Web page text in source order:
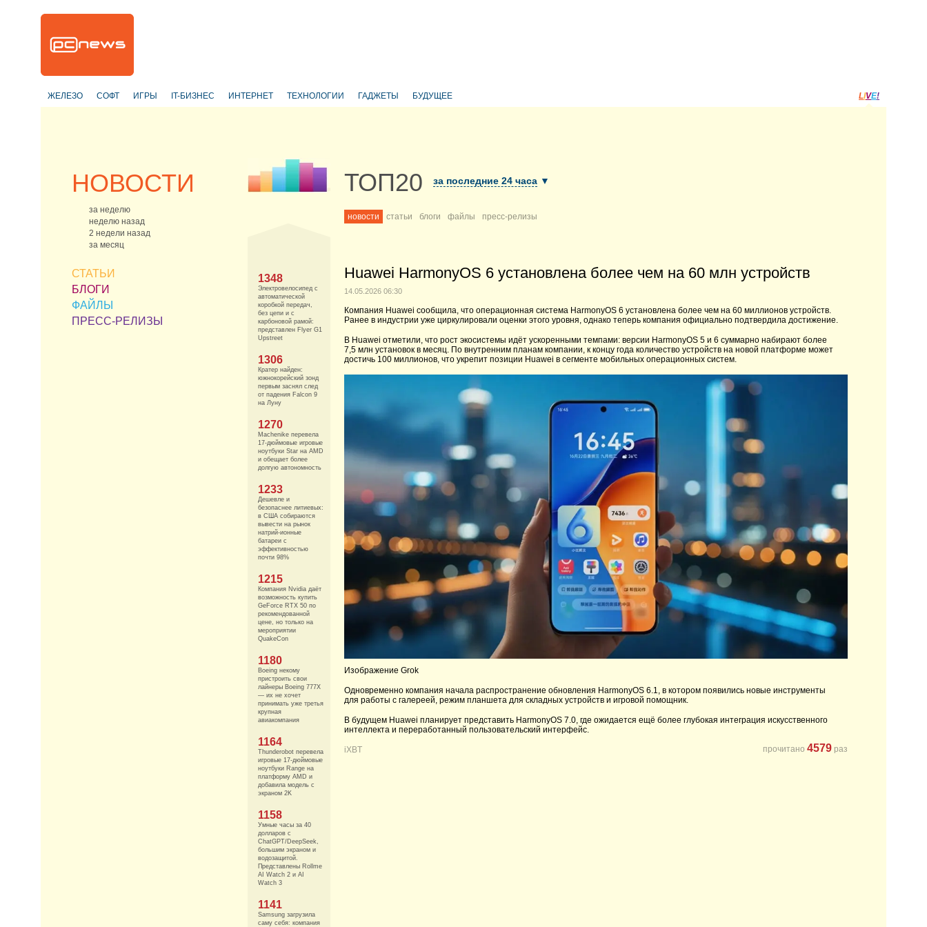
ЖЕЛЕЗО СОФТ ИГРЫ IT-БИЗНЕС ИНТЕРНЕТ ТЕХНОЛОГИИ ГАДЖЕТЫ БУДУЩЕЕ LIVE!
НОВОСТИ
за неделю
неделю назад
2 недели назад
за месяц
СТАТЬИ
БЛОГИ
ФАЙЛЫ
ПРЕСС-РЕЛИЗЫ
1348
Электровелосипед с
автоматической
коробкой передач,
без цепи и с
карбоновой рамой:
представлен Flyer G1
Upstreet
1306
Кратер найден:
южнокорейский зонд
первым заснял след
от падения Falcon 9
на Луну
1270
Machenike перевела
17-дюймовые игровые
ноутбуки Star на AMD
и обещает более
долгую автономность
1233
Дешевле и
безопаснее литиевых:
в США собираются
вывести на рынок
натрий-ионные
батареи с
эффективностью
почти 98%
1215
Компания Nvidia даёт
возможность купить
GeForce RTX 50 по
рекомендованной
цене, но только на
мероприятии
QuakeCon
1180
Boeing некому
пристроить свои
лайнеры Boeing 777X
— их не хочет
принимать уже третья
крупная
авиакомпания
1164
Thunderobot перевела
игровые 17-дюймовые
ноутбуки Range на
платформу AMD и
добавила модель с
экраном 2K
1158
Умные часы за 40
долларов с
ChatGPT/DeepSeek,
большим экраном и
водозащитой.
Представлены Rollme
AI Watch 2 и AI
Watch 3
1141
Samsung загрузила
саму себя: компания
ТОП20 за последние 24 часа ▼
новости статьи блоги файлы пресс-релизы
Huawei HarmonyOS 6 установлена более чем на 60 млн устройств
14.05.2026 06:30
Компания Huawei сообщила, что операционная система HarmonyOS 6 установлена более чем на 60 миллионов устройств.
Ранее в индустрии уже циркулировали оценки этого уровня, однако теперь компания официально подтвердила достижение.
В Huawei отметили, что рост экосистемы идёт ускоренными темпами: версии HarmonyOS 5 и 6 суммарно набирают более
7,5 млн установок в месяц. По внутренним планам компании, к концу года количество устройств на новой платформе может
достичь 100 миллионов, что укрепит позиции Huawei в сегменте мобильных операционных систем.
Изображение Grok
Одновременно компания начала распространение обновления HarmonyOS 6.1, в котором появились новые инструменты
для работы с галереей, режим планшета для складных устройств и игровой помощник.
В будущем Huawei планирует представить HarmonyOS 7.0, где ожидается ещё более глубокая интеграция искусственного
интеллекта и переработанный пользовательский интерфейс.
iXBT прочитано 4579раз